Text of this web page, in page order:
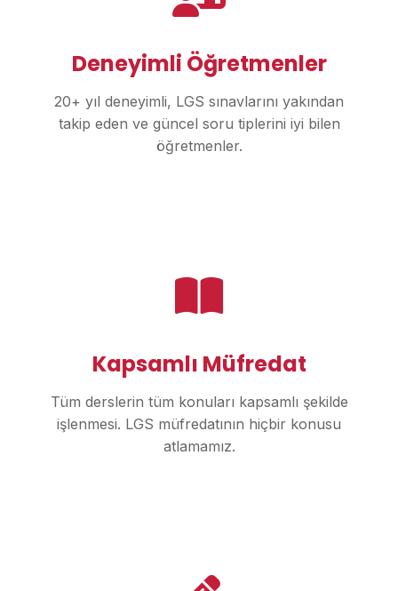
Deneyimli Öğretmenler
20+ yıl deneyimli, LGS sınavlarını yakından
takip eden ve güncel soru tiplerini iyi bilen
öğretmenler.
Kapsamlı Müfredat
Tüm derslerin tüm konuları kapsamlı şekilde
işlenmesi. LGS müfredatının hiçbir konusu
atlamamız.